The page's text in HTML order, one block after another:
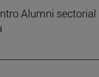
Alumni sectorial